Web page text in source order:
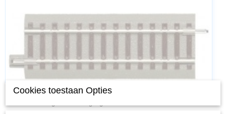
RO61120
Cookies toestaan Opties